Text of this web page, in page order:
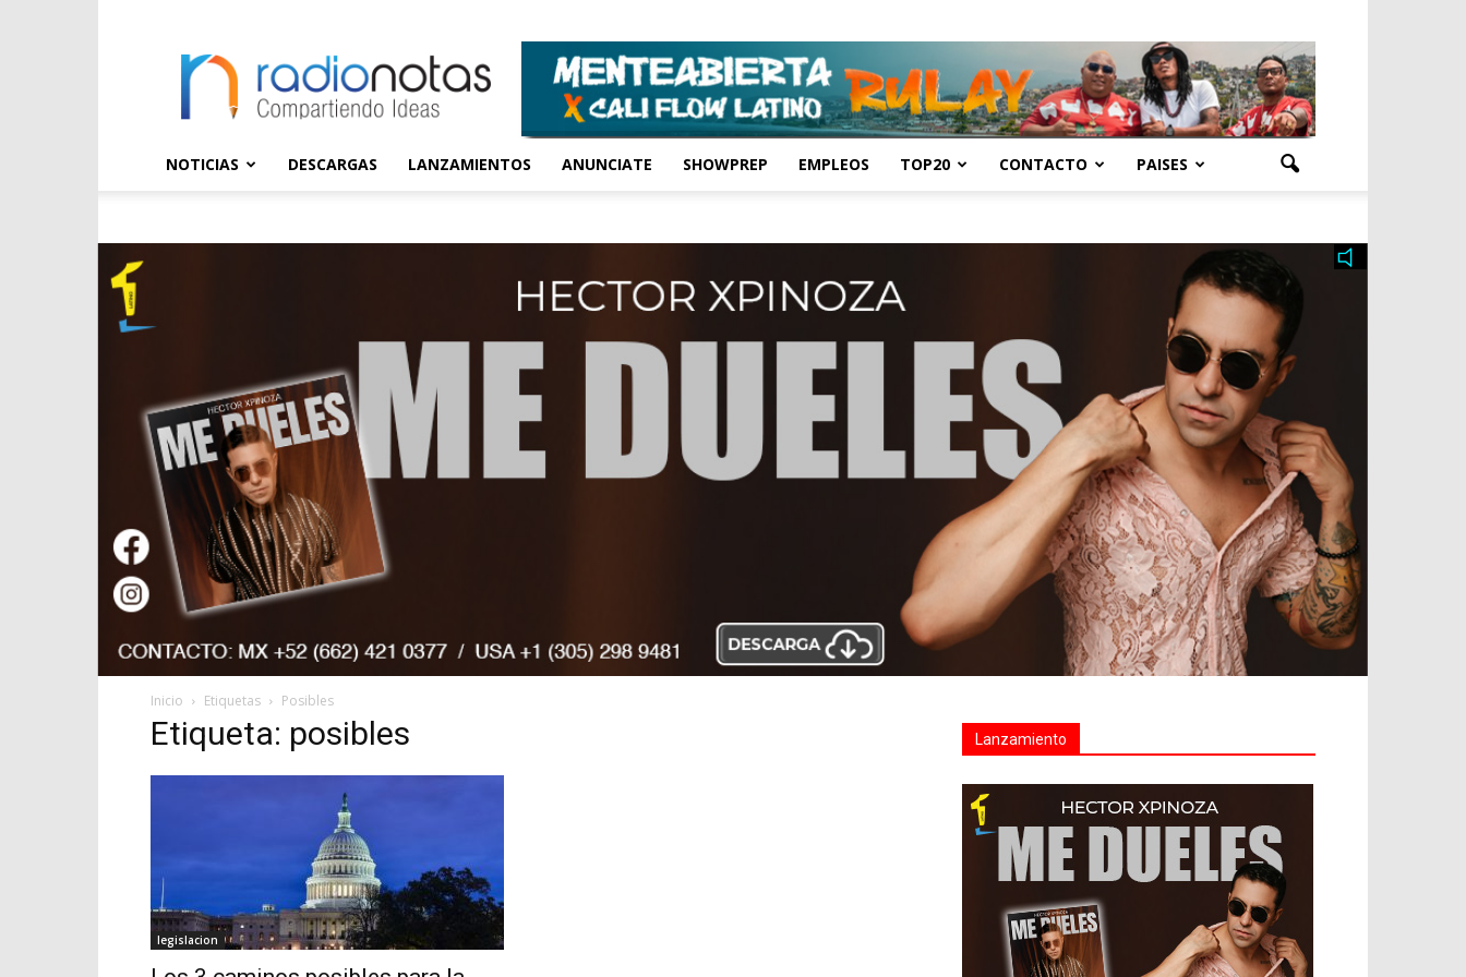
NOTICIAS DESCARGAS LANZAMIENTOS ANUNCIATE SHOWPREP EMPLEOS TOP20 CONTACTO PAISES
Inicio Etiquetas Posibles
Etiqueta: posibles
legislacion
Lanzamiento